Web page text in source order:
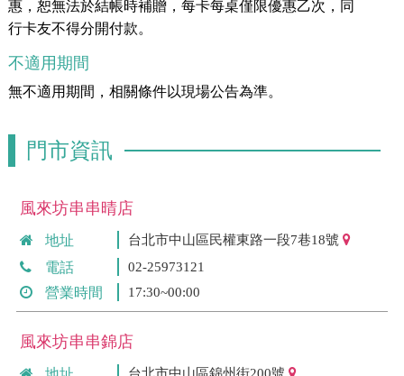
惠，恕無法於結帳時補贈，每卡每桌僅限優惠乙次，同
行卡友不得分開付款。
不適用期間
無不適用期間，相關條件以現場公告為準。
門市資訊
風來坊串串晴店
地址 台北市中山區民權東路一段7巷18號
電話 02-25973121
營業時間 17:30~00:00
風來坊串串錦店